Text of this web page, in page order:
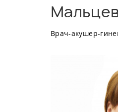
Врач-акушер-